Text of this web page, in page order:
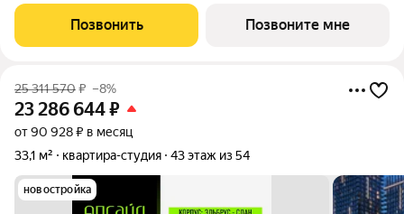
корпус Эльбрус, Гранд-плаза,. Номер квартиры В0301. «Апсайд
Тауэрс» -
Позвонить Позвоните мне
25 311 570₽ –8%
23 286 644₽
от 90 928 ₽ в месяц
33,1 м²
квартира-студия 43 этаж из 54
новостройка